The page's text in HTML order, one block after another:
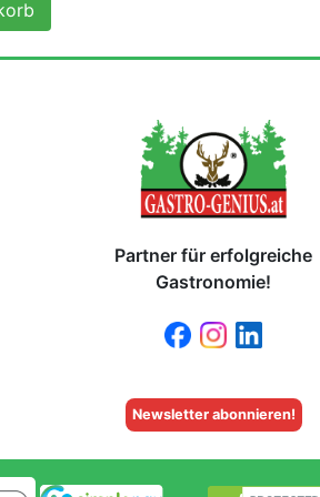
Partner für erfolgreiche
Gastronomie!
Newsletter abonnieren!